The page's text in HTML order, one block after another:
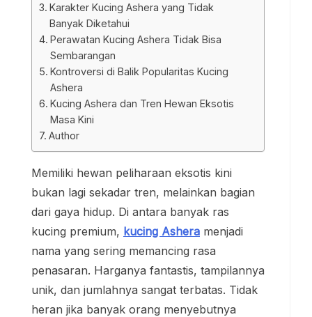
Karakter Kucing Ashera yang Tidak
Banyak Diketahui
Perawatan Kucing Ashera Tidak Bisa
Sembarangan
Kontroversi di Balik Popularitas Kucing
Ashera
Kucing Ashera dan Tren Hewan Eksotis
Masa Kini
Author
Memiliki hewan peliharaan eksotis kini
bukan lagi sekadar tren, melainkan bagian
dari gaya hidup. Di antara banyak ras
kucing premium, kucing Ashera menjadi
nama yang sering memancing rasa
penasaran. Harganya fantastis, tampilannya
unik, dan jumlahnya sangat terbatas. Tidak
heran jika banyak orang menyebutnya